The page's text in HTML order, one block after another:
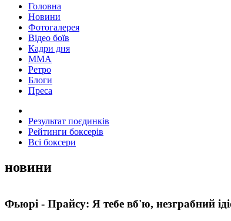
Головна
Новини
Фотогалерея
Відео боїв
Кадри дня
ММА
Ретро
Блоги
Преса
Результат поєдинків
Рейтинги боксерів
Всі боксери
новини
Фьюрі - Прайсу: Я тебе вб'ю, незграбний